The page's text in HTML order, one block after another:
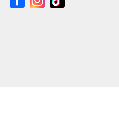
Romantasy-Reihe "Die